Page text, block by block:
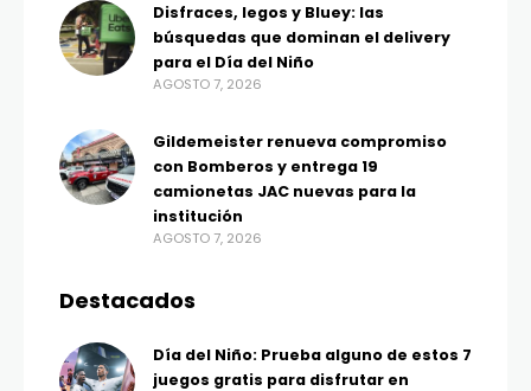
Disfraces, legos y Bluey: las
búsquedas que dominan el delivery
para el Día del Niño
AGOSTO 7, 2026
Gildemeister renueva compromiso
con Bomberos y entrega 19
camionetas JAC nuevas para la
institución
AGOSTO 7, 2026
Destacados
Día del Niño: Prueba alguno de estos 7
juegos gratis para disfrutar en